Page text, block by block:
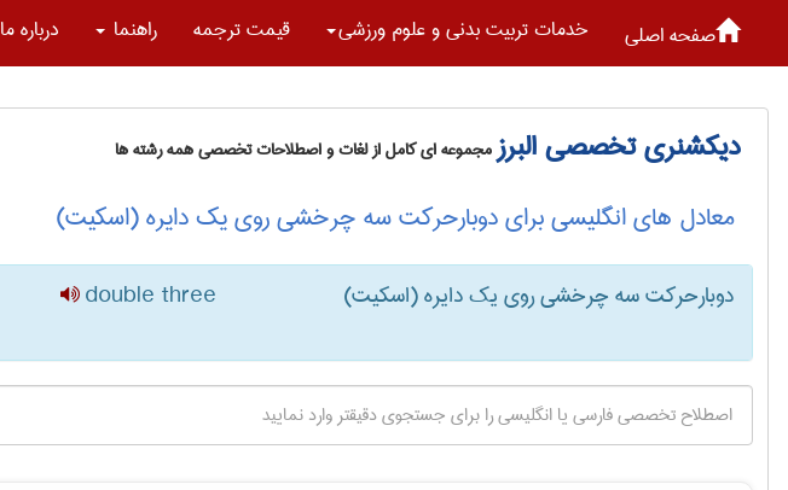
صفحه اصلی خدمات تربيت بدنی و علوم ورزشی قیمت ترجمه راهنما درباره ما
دیکشنری تخصصی البرزمجموعه ای کامل از لغات و اصطلاحات تخصصی همه رشته ها
معادل های انگلیسی برای دوبارحرکت سه چرخشی روی یک دایره (اسکیت)
دوبارحرکت سه چرخشی روی یک دایره (اسکیت) double three